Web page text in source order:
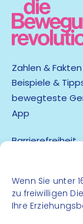
Wenn Sie unter
zu freiwilligen
Ihre
Zahlen & Fakten
Beispiele &
bewegteste
App
Barrierefreiheit
Kontakt